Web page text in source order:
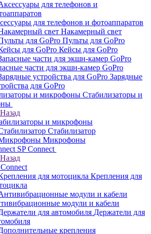
для телефонов и фотоаппаратов
Накамерный свет
Пульты для GoPro
Кейсы для GoPro
части для экшн-камер GoPro
Зарядные
для GoPro
Стабилизаторы и
Назад
и микрофоны
Стабилизатор
Микрофоны
SP Connect
Назад
Connect
Крепления для
модули и кабели
Держатели для